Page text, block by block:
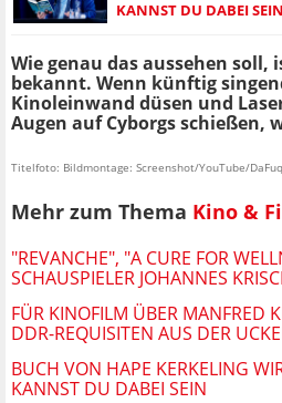
KANNST DU DABEI SEIN
Wie genau das aussehen soll,
bekannt. Wenn künftig
Kinoleinwand düsen und
Augen auf Cyborgs schießen,
Titelfoto: Bildmontage: Screenshot/YouTube/
Mehr zum Thema Kino &
"REVANCHE", "A CURE FOR
SCHAUSPIELER JOHANNES
FÜR KINOFILM ÜBER MANFRED
DDR-REQUISITEN AUS DER
BUCH VON HAPE KERKELING
KANNST DU DABEI SEIN